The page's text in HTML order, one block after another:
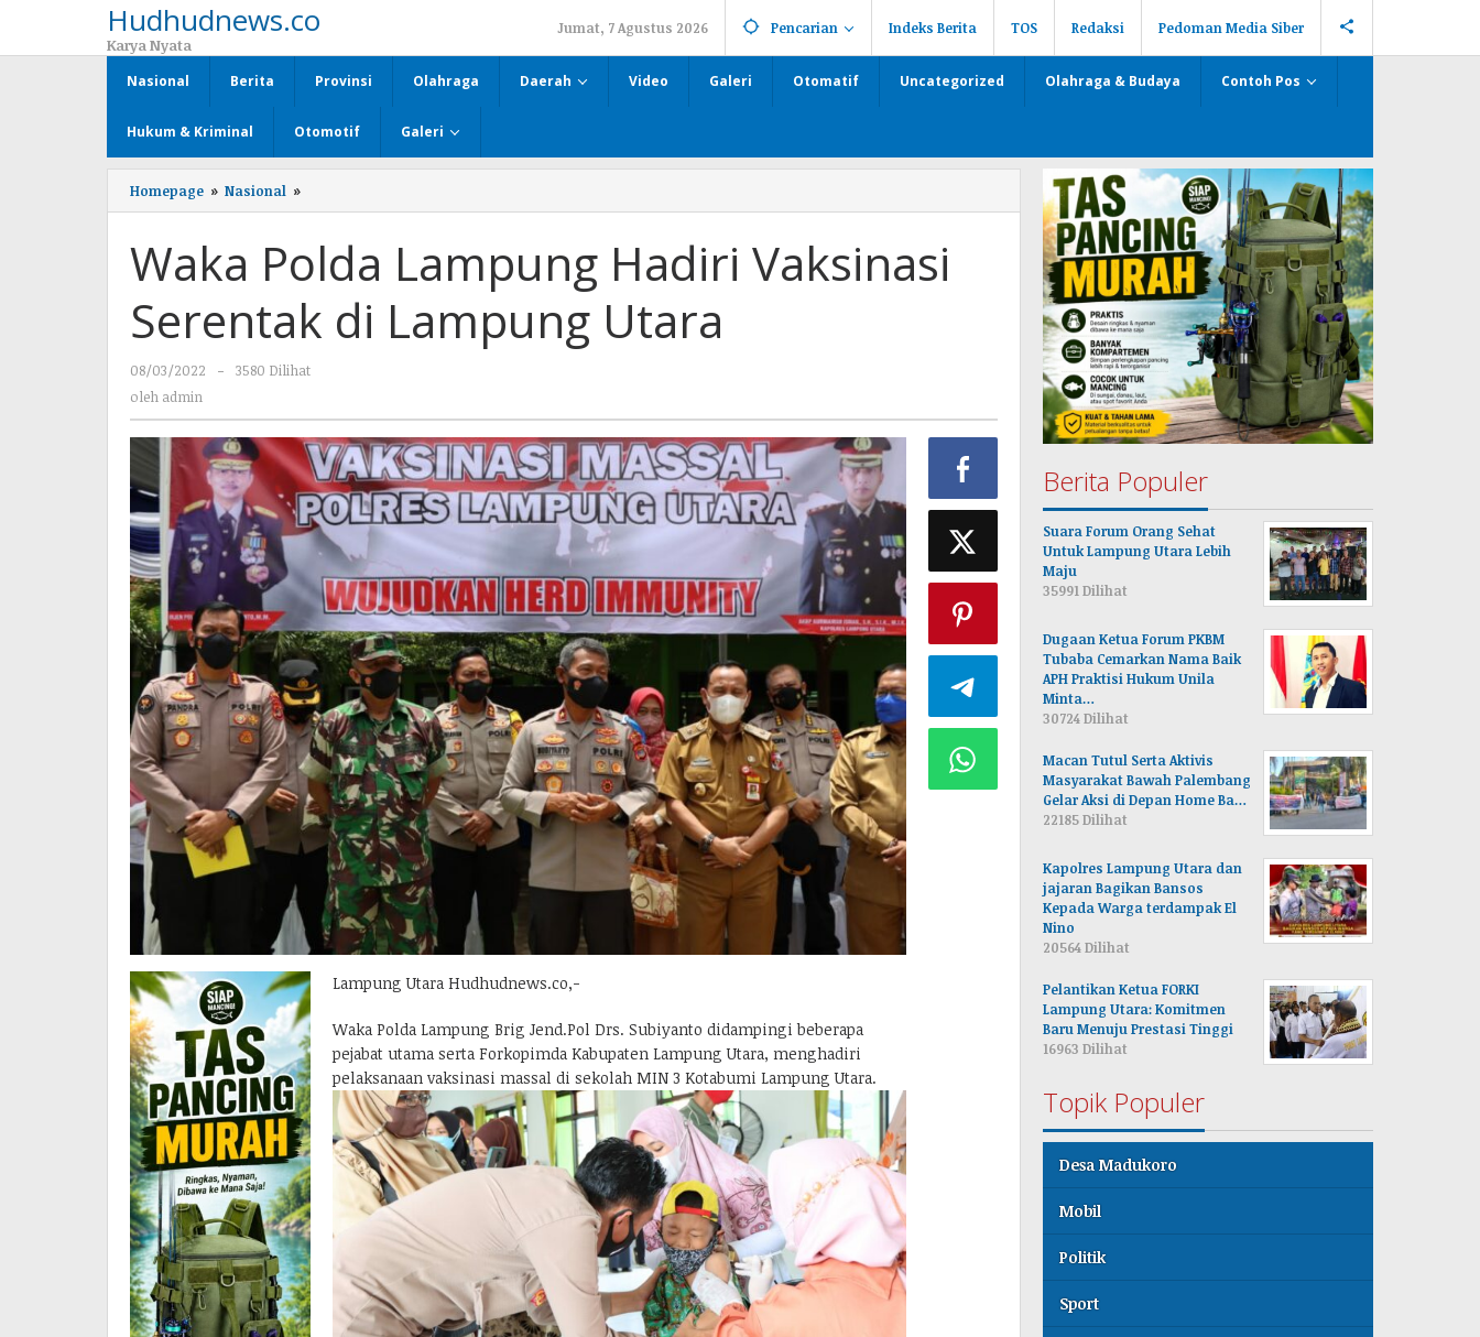
Hudhudnews.co
Karya Nyata
Jumat, 7 Agustus 2026 Pencarian Indeks Berita TOS Redaksi Pedoman Media Siber
Nasional Berita Provinsi Olahraga Daerah Video Galeri Otomatif Uncategorized Olahraga & Budaya Contoh Pos
Hukum & Kriminal Otomotif Galeri
Homepage » Nasional »
Polda
Hadiri
Vaksinasi
di
Lampung
Waka Polda Lampung Hadiri Vaksinasi
Serentak di Lampung Utara
08/03/2022
oleh
-
3580 Dilihat
oleh admin
Lampung Utara Hudhudnews.co,-
Waka Polda Lampung Brig Jend.Pol Drs. Subiyanto didampingi beberapa
pejabat utama serta Forkopimda Kabupaten Lampung Utara, menghadiri
pelaksanaan vaksinasi massal di sekolah MIN 3 Kotabumi Lampung Utara.
Berita Populer
Suara Forum Orang Sehat
Untuk Lampung Utara Lebih
Maju
35991 Dilihat
Dugaan Ketua Forum PKBM
Tubaba Cemarkan Nama Baik
APH Praktisi Hukum Unila
Minta…
30724 Dilihat
Macan Tutul Serta Aktivis
Masyarakat Bawah Palembang
Gelar Aksi di Depan Home Ba…
22185 Dilihat
Kapolres Lampung Utara dan
jajaran Bagikan Bansos
Kepada Warga terdampak El
Nino
20564 Dilihat
Pelantikan Ketua FORKI
Lampung Utara: Komitmen
Baru Menuju Prestasi Tinggi
16963 Dilihat
Topik Populer
Desa Madukoro
Mobil
Politik
Sport